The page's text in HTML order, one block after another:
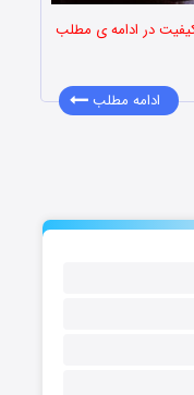
کیفیت در ادامه ی مطلب
ادامه مطلب